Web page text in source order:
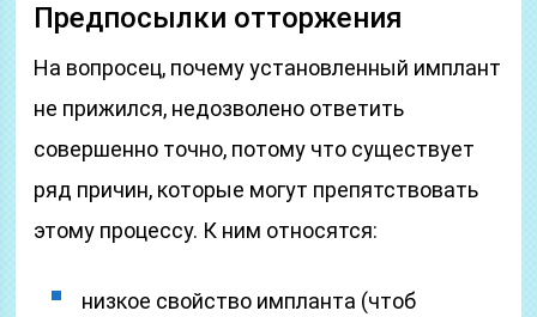
Предпосылки отторжения
На вопросец, почему установленный имплант
не прижился, недозволено ответить
совершенно точно, потому что существует
ряд причин, которые могут препятствовать
этому процессу. К ним относятся:
низкое свойство импланта (чтоб